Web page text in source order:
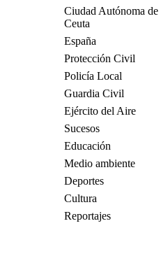
Ciudad Autónoma de
Ceuta
España
Protección Civil
Policía Local
Guardia Civil
Ejército del Aire
Sucesos
Educación
Medio ambiente
Deportes
Cultura
Reportajes